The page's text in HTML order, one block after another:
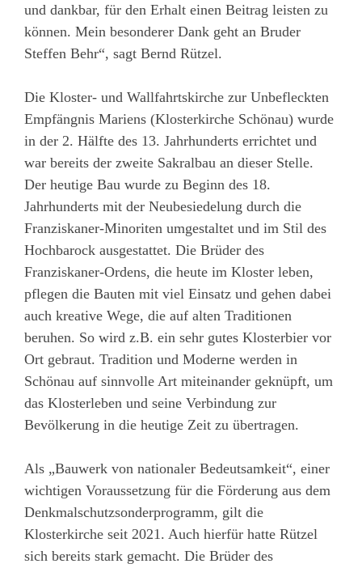
und dankbar, für den Erhalt einen Beitrag leisten zu
können. Mein besonderer Dank geht an Bruder
Steffen Behr“, sagt Bernd Rützel.
Die Kloster- und Wallfahrtskirche zur Unbefleckten
Empfängnis Mariens (Klosterkirche Schönau) wurde
in der 2. Hälfte des 13. Jahrhunderts errichtet und
war bereits der zweite Sakralbau an dieser Stelle.
Der heutige Bau wurde zu Beginn des 18.
Jahrhunderts mit der Neubesiedelung durch die
Franziskaner-Minoriten umgestaltet und im Stil des
Hochbarock ausgestattet. Die Brüder des
Franziskaner-Ordens, die heute im Kloster leben,
pflegen die Bauten mit viel Einsatz und gehen dabei
auch kreative Wege, die auf alten Traditionen
beruhen. So wird z.B. ein sehr gutes Klosterbier vor
Ort gebraut. Tradition und Moderne werden in
Schönau auf sinnvolle Art miteinander geknüpft, um
das Klosterleben und seine Verbindung zur
Bevölkerung in die heutige Zeit zu übertragen.
Als „Bauwerk von nationaler Bedeutsamkeit“, einer
wichtigen Voraussetzung für die Förderung aus dem
Denkmalschutzsonderprogramm, gilt die
Klosterkirche seit 2021. Auch hierfür hatte Rützel
sich bereits stark gemacht. Die Brüder des